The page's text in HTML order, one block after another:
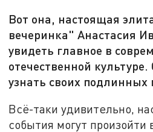
Вот она, настоящая
вечеринка" Анастасия
увидеть главное в
отечественной
узнать своих подлинных
Всё-таки удивительно,
события могут произойти